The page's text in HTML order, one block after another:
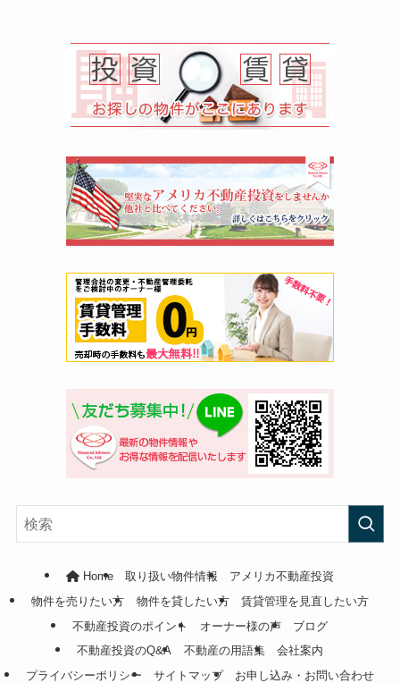
Home 取り扱い物件情報
アメリカ不動産投資
物件を売りたい方
物件を貸したい方
賃貸管理を見直したい方
不動産投資のポイント
オーナー様の声
ブログ
不動産投資のQ&A
不動産の用語集
会社案内
プライバシーポリシー
サイトマップ お申し込み・お問い合わせ